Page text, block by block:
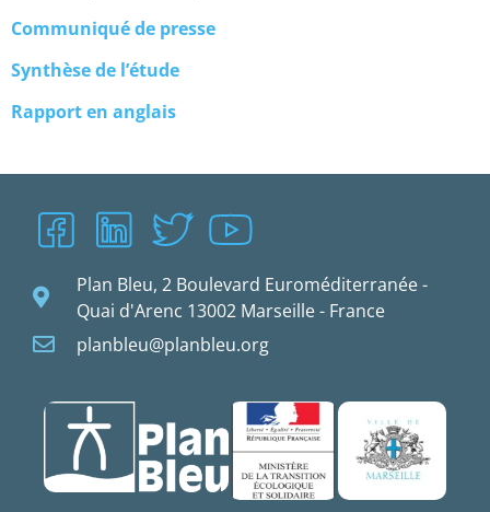
Communiqué de presse
Synthèse de l’étude
Rapport en anglais
Plan Bleu, 2 Boulevard Euroméditerranée -
Quai d'Arenc 13002 Marseille - France
planbleu@planbleu.org